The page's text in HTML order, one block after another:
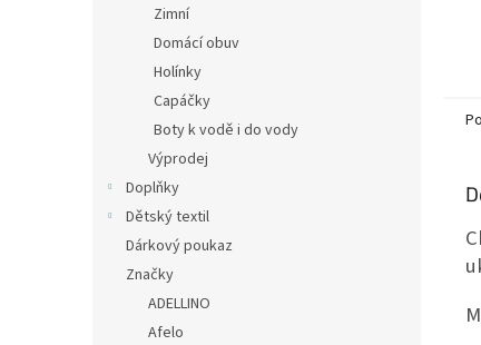
Zimní
Domácí obuv
Holínky
Capáčky
Boty k vodě i do vody
Výprodej
Doplňky
Dětský textil
Dárkový poukaz
Značky
ADELLINO
Afelo